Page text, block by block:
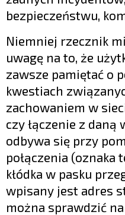
bezpieczeństwu,
Niemniej rzecznik
uwagę na to, że
zawsze pamiętać o
kwestiach
zachowaniem w
czy łączenie z
odbywa się przy
połączenia (oznaka
kłódka w pasku
wpisany jest adres
można sprawdzić